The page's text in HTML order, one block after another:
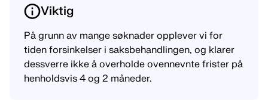
Viktig
På grunn av mange søknader opplever vi for
tiden forsinkelser i saksbehandlingen, og klarer
dessverre ikke å overholde ovennevnte frister på
henholdsvis 4 og 2 måneder.